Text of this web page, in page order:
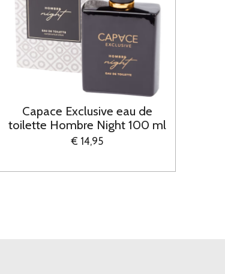
Capace Exclusive eau de
toilette Hombre Night 100 ml
€ 14,95